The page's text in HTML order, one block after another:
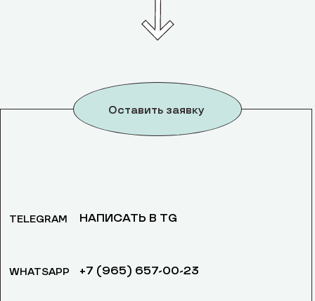
Оставить заявку
TELEGRAM
WHATSAPP
НАПИСАТЬ В TG
+7 (965) 657-00-23